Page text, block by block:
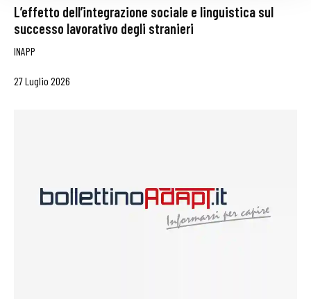
L’effetto dell’integrazione sociale e linguistica sul
successo lavorativo degli stranieri
INAPP
27 Luglio 2026